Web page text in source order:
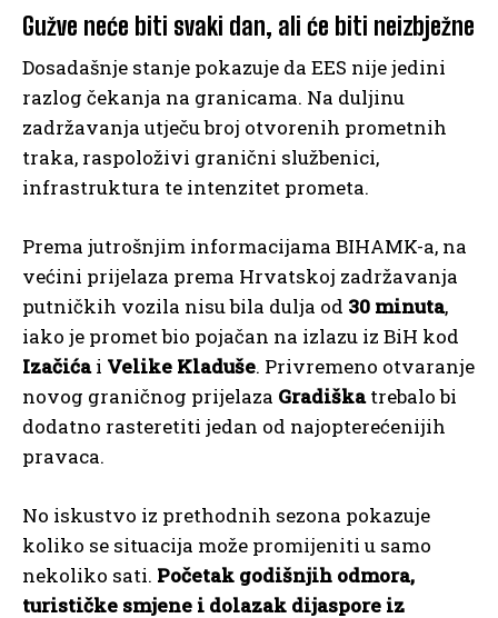
Gužve neće biti svaki dan, ali će biti neizbježne
Dosadašnje stanje pokazuje da EES nije jedini
razlog čekanja na granicama. Na duljinu
zadržavanja utječu broj otvorenih prometnih
traka, raspoloživi granični službenici,
infrastruktura te intenzitet prometa.
Prema jutrošnjim informacijama BIHAMK-a, na
većini prijelaza prema Hrvatskoj zadržavanja
putničkih vozila nisu bila dulja od 30 minuta,
iako je promet bio pojačan na izlazu iz BiH kod
Izačićai Velike Kladuše. Privremeno otvaranje
novog graničnog prijelaza Gradiškatrebalo bi
dodatno rasteretiti jedan od najopterećenijih
pravaca.
No iskustvo iz prethodnih sezona pokazuje
koliko se situacija može promijeniti u samo
nekoliko sati. Početak godišnjih odmora,
turističke smjene i dolazak dijaspore iz